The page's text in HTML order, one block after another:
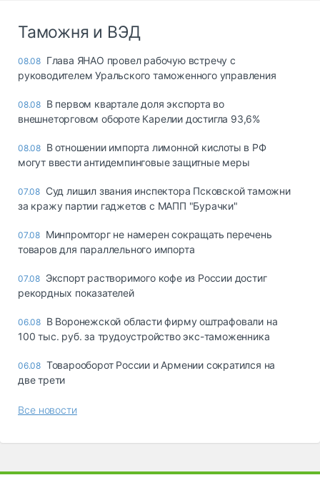
Таможня и ВЭД
08.08 Глава ЯНАО провел рабочую встречу с
руководителем Уральского таможенного управления
08.08 В первом квартале доля экспорта во
внешнеторговом обороте Карелии достигла 93,6%
08.08 В отношении импорта лимонной кислоты в РФ
могут ввести антидемпинговые защитные меры
07.08 Суд лишил звания инспектора Псковской таможни
за кражу партии гаджетов с МАПП "Бурачки"
07.08 Минпромторг не намерен сокращать перечень
товаров для параллельного импорта
07.08 Экспорт растворимого кофе из России достиг
рекордных показателей
06.08 В Воронежской области фирму оштрафовали на
100 тыс. руб. за трудоустройство экс-таможенника
06.08 Товарооборот России и Армении сократился на
две трети
Все новости